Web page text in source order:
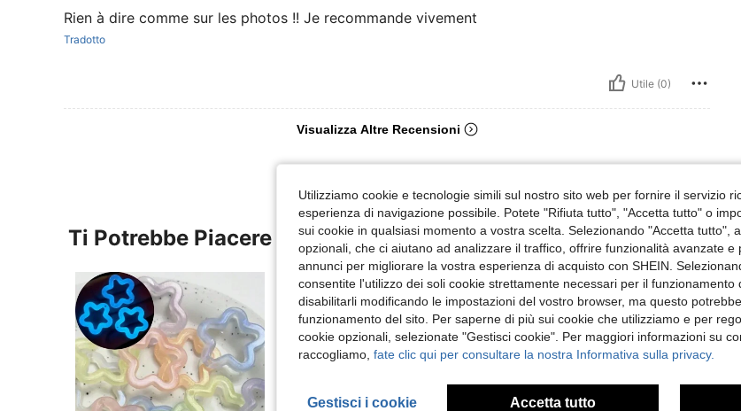
Rien à dire comme sur les photos !! Je recommande vivement
Tradotto
Utile (0)
Visualizza Altre Recensioni
Ti Potrebbe Piacere
Utilizziamo cookie e tecnologie simili sul nostro sito web per fornire il servizio
esperienza di navigazione possibile. Potete "Rifiuta tutto", "Accetta tutto" o
sui cookie in qualsiasi momento a vostra scelta. Selezionando "Accetta tutto",
opzionali, che ci aiutano ad analizzare il traffico, offrire funzionalità avanzate e
annunci per migliorare la vostra esperienza di acquisto con SHEIN.
consentite l'utilizzo dei soli cookie strettamente necessari per il funzionamento
disabilitarli modificando le impostazioni del vostro browser, ma questo
funzionamento del sito. Per saperne di più sui cookie che utilizziamo e per
cookie opzionali, selezionate "Gestisci cookie". Per maggiori informazioni su
raccogliamo, fate clic qui per consultare la nostra Informativa sulla privacy.
Gestisci i cookie Accetta tutto